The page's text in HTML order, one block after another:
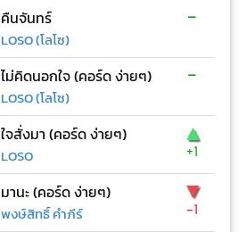
คืนจันทร์
LOSO (โลโซ)
-
ไม่คิดนอกใจ (คอร์ด ง่ายๆ)
LOSO (โลโซ)
-
ใจสั่งมา (คอร์ด ง่ายๆ)
LOSO
▲
+1
มานะ (คอร์ด ง่ายๆ)
พงษ์สิทธิ์ คำภีร์
▼
-1